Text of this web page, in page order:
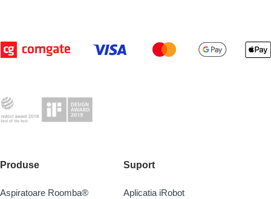
Produse
Aspiratoare Roomba®
Suport
Aplicatia iRobot